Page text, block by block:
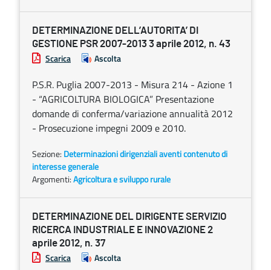
DETERMINAZIONE DELL’AUTORITA’ DI
GESTIONE PSR 2007-2013 3 aprile 2012, n. 43
Scarica Ascolta
P.S.R. Puglia 2007-2013 - Misura 214 - Azione 1
- “AGRICOLTURA BIOLOGICA” Presentazione
domande di conferma/variazione annualità 2012
- Prosecuzione impegni 2009 e 2010.
Sezione: Determinazioni dirigenziali aventi contenuto di
interesse generale
Argomenti:Agricoltura e sviluppo rurale
DETERMINAZIONE DEL DIRIGENTE SERVIZIO
RICERCA INDUSTRIALE E INNOVAZIONE 2
aprile 2012, n. 37
Scarica Ascolta